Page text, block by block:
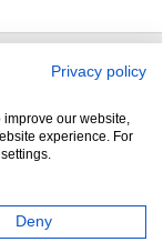
Privacy policy
improve our website,
experience. For
Deny